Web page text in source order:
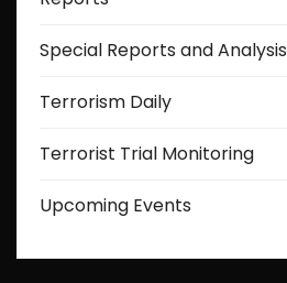
Special Reports and Analysis
Terrorism Daily
Terrorist Trial Monitoring
Upcoming Events